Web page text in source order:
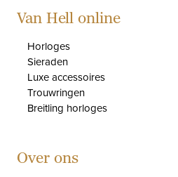
Van Hell online
Horloges
Sieraden
Luxe accessoires
Trouwringen
Breitling horloges
Over ons